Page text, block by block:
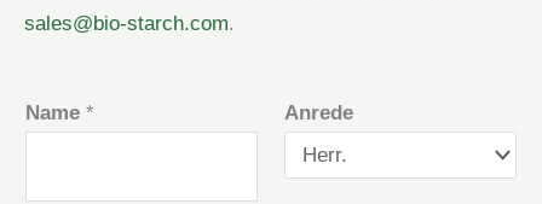
sales@bio-starch.com.
Name * Anrede